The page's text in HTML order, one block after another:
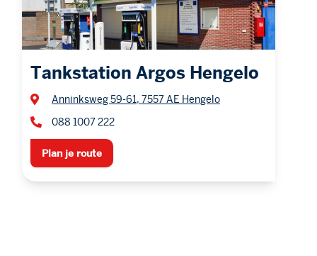
Tankstation Argos Hengelo
Anninksweg 59-61, 7557 AE Hengelo
088 1007 222
Plan je route